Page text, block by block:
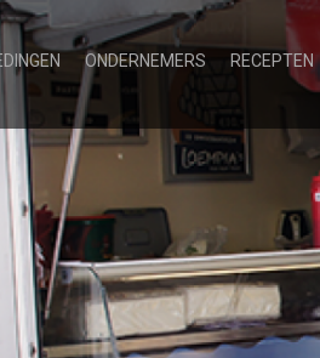
ONDERNEMERS RECEPTEN